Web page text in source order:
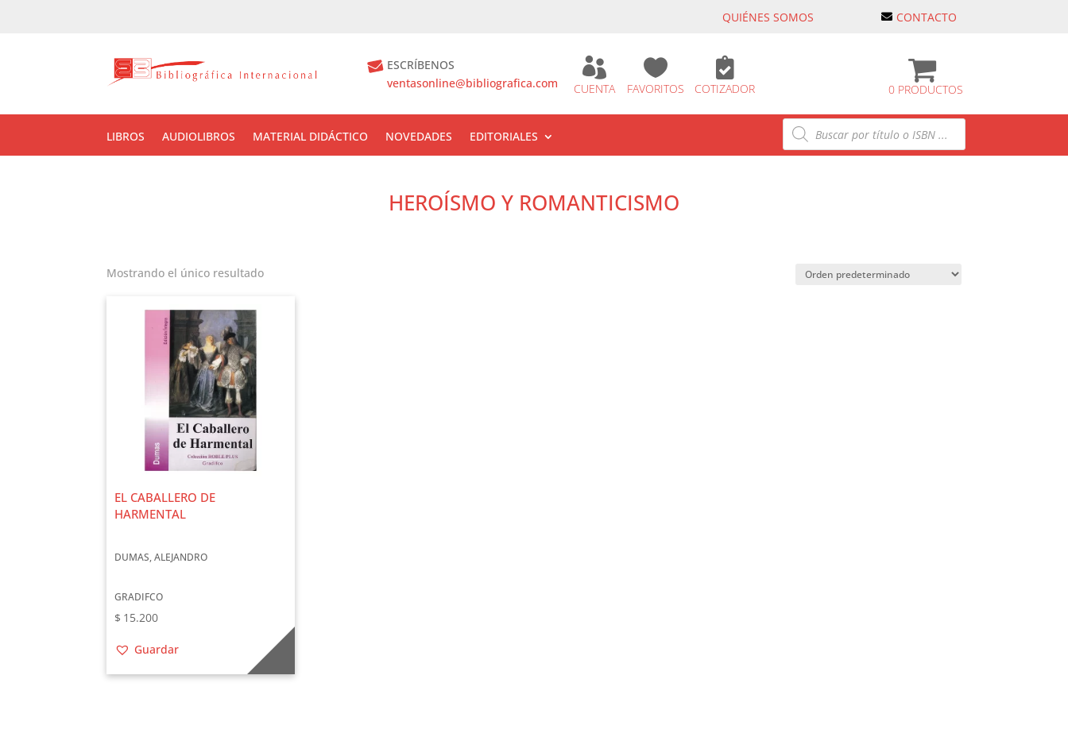
QUIÉNES SOMOS CONTACTO
ESCRÍBENOS
ventasonline@bibliografica.com

CUENTA

FAVORITOS

COTIZADOR 0 PRODUCTOS
LIBROS AUDIOLIBROS MATERIAL DIDÁCTICO NOVEDADES EDITORIALES
Búsqueda
de
productos
HEROÍSMO Y ROMANTICISMO
Mostrando el único resultado
EL CABALLERO DE
HARMENTAL
DUMAS, ALEJANDRO
GRADIFCO
$ 15.200
Guardar